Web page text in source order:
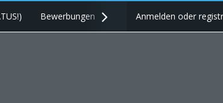
Bewerbungen FORUM NEWS
Anmelden oder